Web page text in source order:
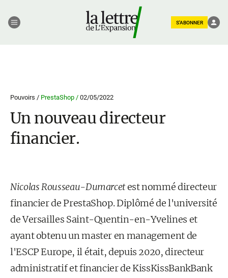
S'ABONNER
Pouvoirs / PrestaShop / 02/05/2022
Un nouveau directeur
financier.
Nicolas Rousseau-Dumarcetest nommé directeur
financier de PrestaShop. Diplômé de l'université
de Versailles Saint-Quentin-en-Yvelines et
ayant obtenu un master en management de
l'ESCP Europe, il était, depuis 2020, directeur
administratif et financier de KissKissBankBank